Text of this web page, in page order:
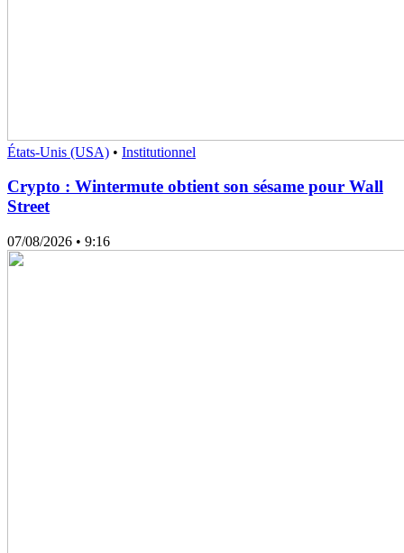
États-Unis (USA) • Institutionnel
Crypto : Wintermute obtient son sésame pour Wall
Street
07/08/2026 • 9:16